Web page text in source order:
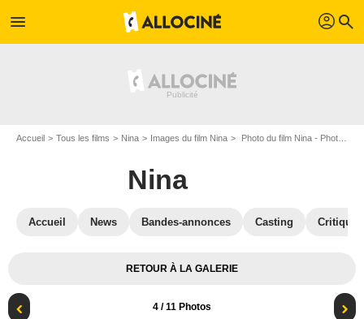
menu profil search
Accueil Tous les films Nina Images du film Nina Photo du film Nina - Photo 4
Nina
Accueil News Bandes-annonces Casting
RETOUR À LA GALERIE
4 / 11 Photos